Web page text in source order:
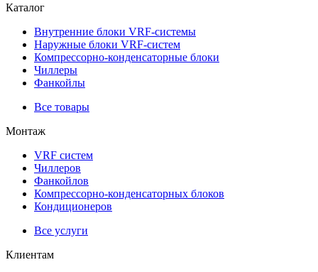
Каталог
Внутренние блоки VRF-cистемы
Наружные блоки VRF-cистем
Компрессорно-конденсаторные блоки
Чиллеры
Фанкойлы
Все товары
Монтаж
VRF систем
Чиллеров
Фанкойлов
Компрессорно-конденсаторных блоков
Кондиционеров
Все услуги
Клиентам